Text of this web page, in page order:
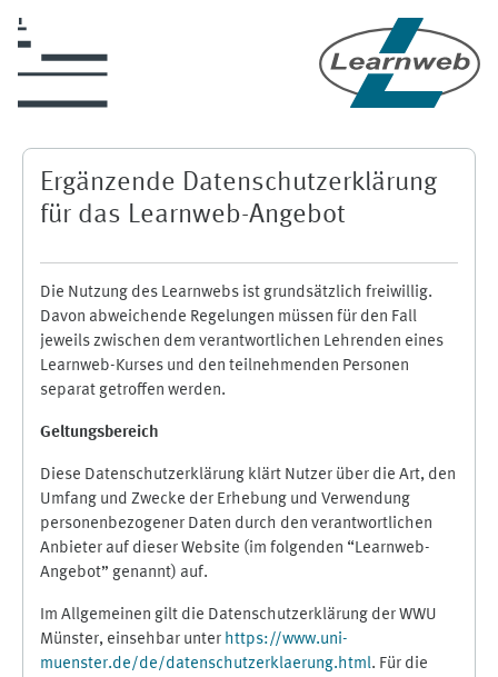
Ergänzende Datenschutzerklärung
für das Learnweb-Angebot
Die Nutzung des Learnwebs ist grundsätzlich freiwillig.
Davon abweichende Regelungen müssen für den Fall
jeweils zwischen dem verantwortlichen Lehrenden eines
Learnweb-Kurses und den teilnehmenden Personen
separat getroffen werden.
Geltungsbereich
Diese Datenschutzerklärung klärt Nutzer über die Art, den
Umfang und Zwecke der Erhebung und Verwendung
personenbezogener Daten durch den verantwortlichen
Anbieter auf dieser Website (im folgenden “Learnweb-
Angebot” genannt) auf.
Im Allgemeinen gilt die Datenschutzerklärung der WWU
Münster, einsehbar unter https://www.uni-
muenster.de/de/datenschutzerklaerung.html. Für die